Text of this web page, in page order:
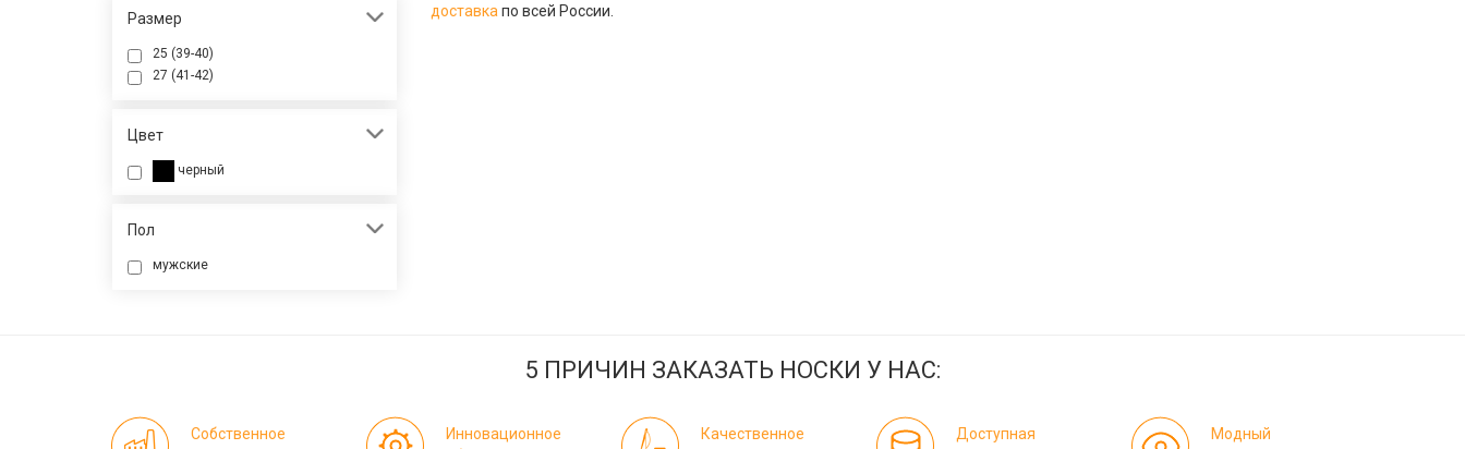
Размер
25 (39-40)
27 (41-42)
Цвет
черный
Пол
мужские
доставкапо всей России.
5 ПРИЧИН ЗАКАЗАТЬ НОСКИ У НАС:
Собственное
Инновационное
Качественное
Доступная
Модный